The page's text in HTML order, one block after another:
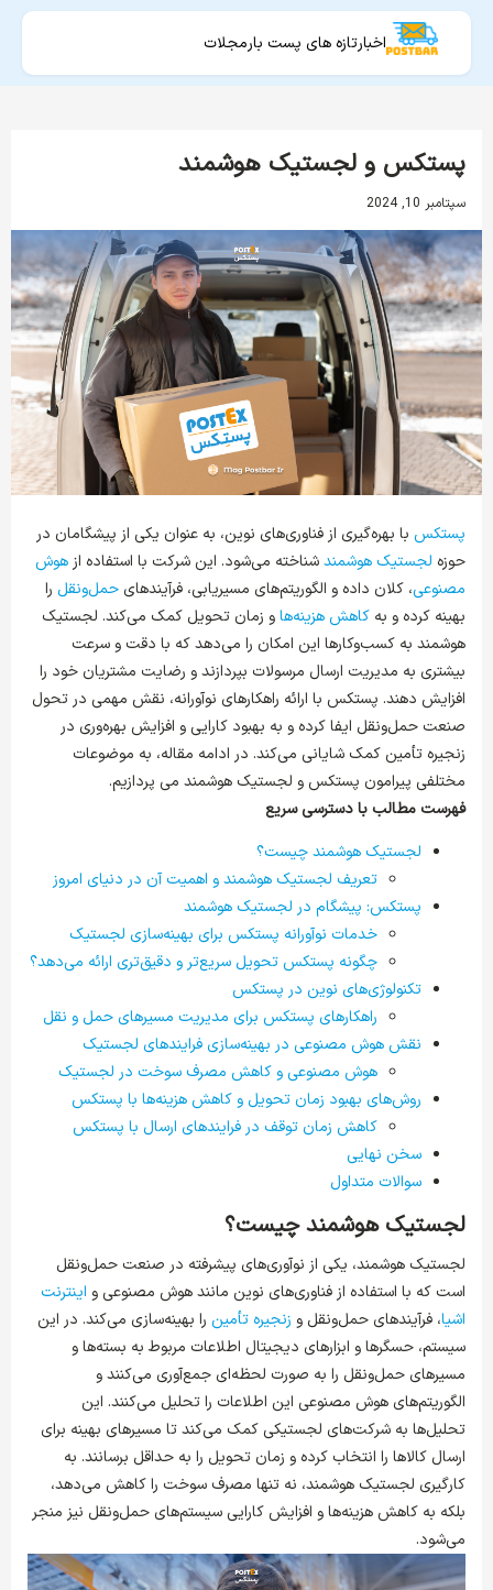
اخبارتازه های پست بارمجلات
پستکس و لجستیک هوشمند
سپتامبر 10, 2024
پستکس با بهره‌گیری از فناوری‌های نوین، به عنوان یکی از پیشگامان در
حوزه لجستیک هوشمندشناخته می‌شود. این شرکت با استفاده ازهوش
مصنوعی، کلان داده و الگوریتم‌های مسیریابی، فرآیندهای حمل‌ونقل را
بهینه کرده و به کاهش هزینه‌هاو زمان تحویل کمک می‌کند. لجستیک
هوشمند به کسب‌وکارها این امکان را می‌دهد که با دقت و سرعت
بیشتری به مدیریت ارسال مرسولات بپردازند و رضایت مشتریان خود را
افزایش دهند. پستکس با ارائه راهکارهای نوآورانه، نقش مهمی در تحول
صنعت حمل‌ونقل ایفا کرده و به بهبود کارایی و افزایش بهره‌وری در
زنجیره تأمین کمک شایانی می‌کند. در ادامه مقاله، به موضوعات
مختلفی پیرامون پستکس و لجستیک هوشمند می ‌پردازیم.
فهرست مطالب با دسترسی سریع
لجستیک هوشمند چیست؟
تعریف لجستیک هوشمند و اهمیت آن در دنیای امروز
پستکس: پیشگام در لجستیک هوشمند
خدمات نوآورانه پستکس برای بهینه‌سازی لجستیک
چگونه پستکس تحویل سریع‌تر و دقیق‌تری ارائه می‌دهد؟
تکنولوژی‌های نوین در پستکس
راهکارهای پستکس برای مدیریت مسیرهای حمل و نقل
نقش هوش مصنوعی در بهینه‌سازی فرایندهای لجستیک
هوش مصنوعی و کاهش مصرف سوخت در لجستیک
روش‌های بهبود زمان تحویل و کاهش هزینه‌ها با پستکس
کاهش زمان توقف در فرایندهای ارسال با پستکس
سخن نهایی
سوالات متداول
لجستیک هوشمند چیست؟
لجستیک هوشمند، یکی از نوآوری‌های پیشرفته در صنعت حمل‌ونقل
است که با استفاده از فناوری‌های نوین مانند هوش مصنوعی و اینترنت
اشیا، فرآیندهای حمل‌ونقل و زنجیره تأمین را بهینه‌سازی می‌کند. در این
سیستم، حسگرها و ابزارهای دیجیتال اطلاعات مربوط به بسته‌ها و
مسیرهای حمل‌ونقل را به صورت لحظه‌ای جمع‌آوری می‌کنند و
الگوریتم‌های هوش مصنوعی این اطلاعات را تحلیل می‌کنند. این
تحلیل‌ها به شرکت‌های لجستیکی کمک می‌کند تا مسیرهای بهینه برای
ارسال کالاها را انتخاب کرده و زمان تحویل را به حداقل برسانند. به
کارگیری لجستیک هوشمند، نه تنها مصرف سوخت را کاهش می‌دهد،
بلکه به کاهش هزینه‌ها و افزایش کارایی سیستم‌های حمل‌ونقل نیز منجر
می‌شود.